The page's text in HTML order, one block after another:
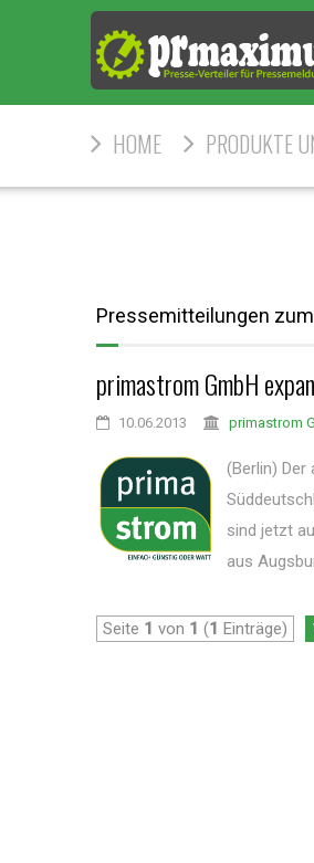
HOME PRODUKTE
Pressemitteilungen
primastrom GmbH
10.06.2013 primastrom
(Berlin)
sind jetzt
aus
Seite 1 von 1 (1 Einträge)